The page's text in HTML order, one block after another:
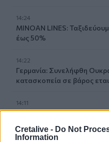
Cretalive - Do Not
Information
14:24
MINOAN LINES:
έως 50%
14:22
Γερμανία: Συνελήφθη
κατασκοπεία σε βάρος
14:11
Σχεδόν 16.000 ξένοι